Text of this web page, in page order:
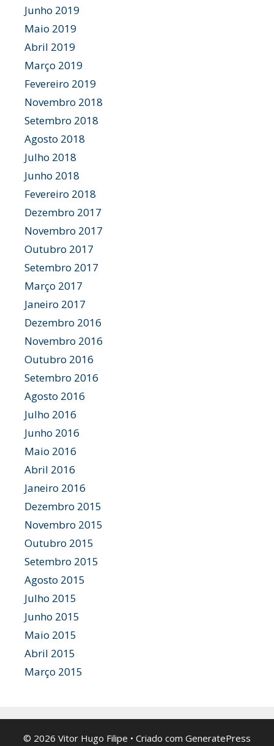
Junho 2019
Maio 2019
Abril 2019
Março 2019
Fevereiro 2019
Novembro 2018
Setembro 2018
Agosto 2018
Julho 2018
Junho 2018
Fevereiro 2018
Dezembro 2017
Novembro 2017
Outubro 2017
Setembro 2017
Março 2017
Janeiro 2017
Dezembro 2016
Novembro 2016
Outubro 2016
Setembro 2016
Agosto 2016
Julho 2016
Junho 2016
Maio 2016
Abril 2016
Janeiro 2016
Dezembro 2015
Novembro 2015
Outubro 2015
Setembro 2015
Agosto 2015
Julho 2015
Junho 2015
Maio 2015
Abril 2015
Março 2015
© 2026 Vitor Hugo Filipe • Criado com GeneratePress